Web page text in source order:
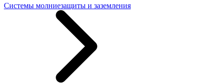
Системы молниезащиты и заземления